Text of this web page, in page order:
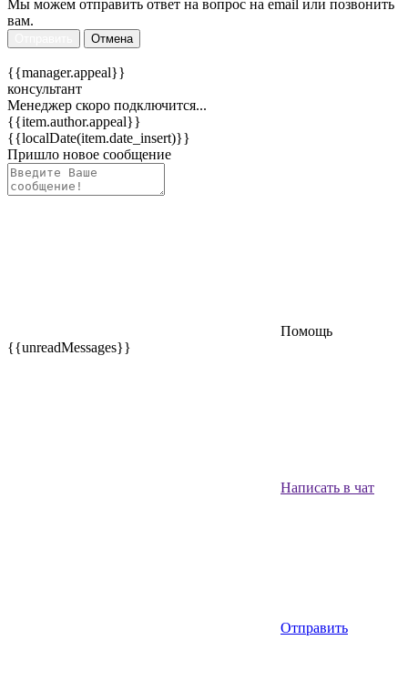
Мы можем отправить ответ на вопрос на email или позвонить
вам.
Отмена
{{manager.appeal}}
консультант
Менеджер скоро подключится...
{{item.author.appeal}}
{{localDate(item.date_insert)}}
Пришло новое сообщение
Помощь
{{unreadMessages}}
Написать в чат
Отправить